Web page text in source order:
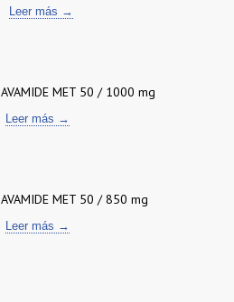
Leer más →
AVAMIDE MET 50 / 1000 mg
Leer más →
AVAMIDE MET 50 / 850 mg
Leer más →